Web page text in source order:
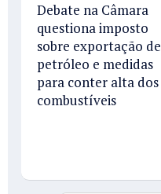
Debate na Câmara
questiona imposto
sobre exportação de
petróleo e medidas
para conter alta dos
combustíveis